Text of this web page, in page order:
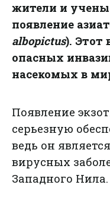
жители и
появление
albopictus). Этот
опасных
насекомых в
Появление
серьезную
ведь он
вирусных
Западного